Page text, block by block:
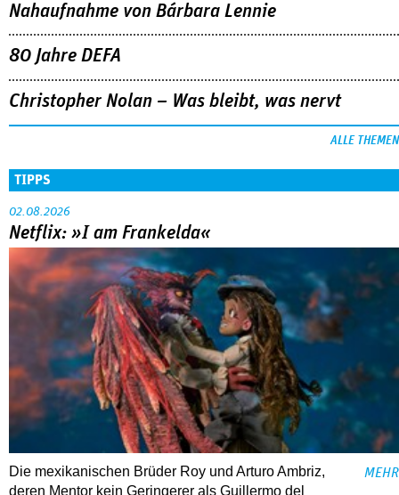
Nahaufnahme von Bárbara Lennie
80 Jahre DEFA
Christopher Nolan – Was bleibt, was nervt
ALLE THEMEN
TIPPS
02.08.2026
Netflix: »I am Frankelda«
Die mexikanischen Brüder Roy und Arturo Ambriz,
deren Mentor kein Geringerer als Guillermo del
MEHR